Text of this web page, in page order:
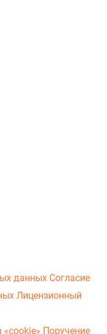
данных Согласие
Лицензионный
Поручение